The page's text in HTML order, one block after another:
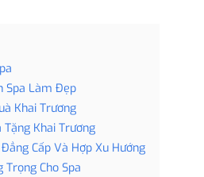
Spa Làm Đẹp
Khai Trương
Tặng Khai Trương
Cấp Và Hợp Xu Hướng
Cho Spa